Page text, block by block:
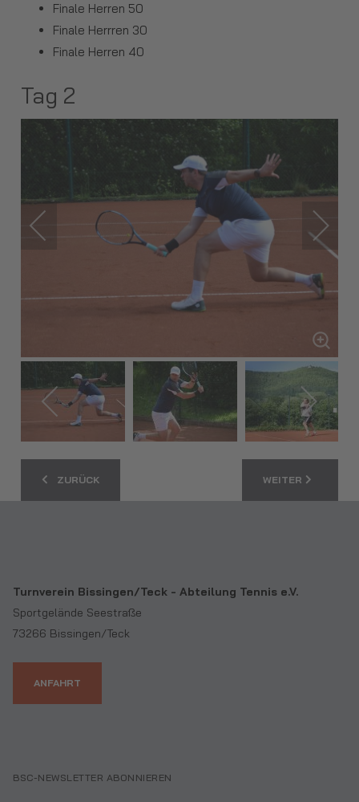
Finale Herren 50
Finale Herrren 30
Finale Herren 40
Tag 2
VORHERIGER BEITRAG: EIN PRÄCHTIGES TENNISFEST
ZURÜCK NÄCHSTER
WEITER
Turnverein Bissingen/Teck - Abteilung Tennis e.V.
Sportgelände Seestraße
73266 Bissingen/Teck
ANFAHRT
BSC-NEWSLETTER ABONNIEREN